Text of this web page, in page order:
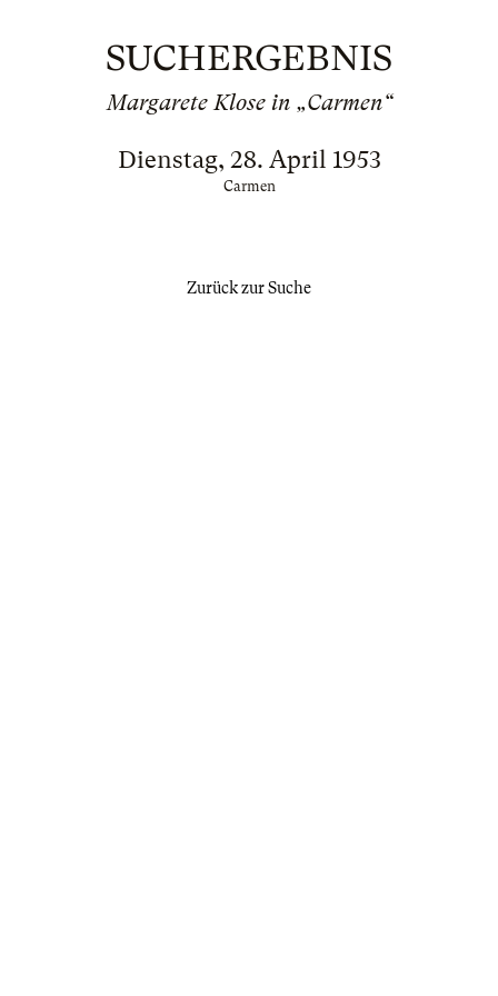
SUCHERGEBNIS
Margarete Klose in „Carmen“
Dienstag, 28. April 1953
Carmen
Zurück zur Suche